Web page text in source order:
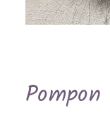
une
fenêtre
modale